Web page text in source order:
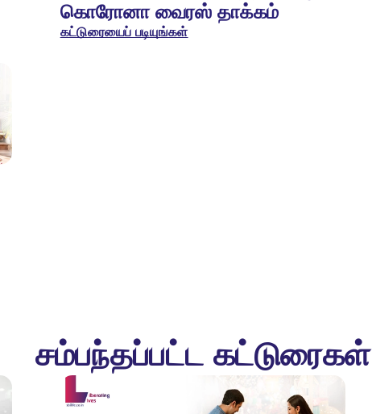
கொரோனா வைரஸ் தாக்கம்
கட்டுரையைப் படியுங்கள்
சம்பந்தப்பட்ட கட்டுரைகள்